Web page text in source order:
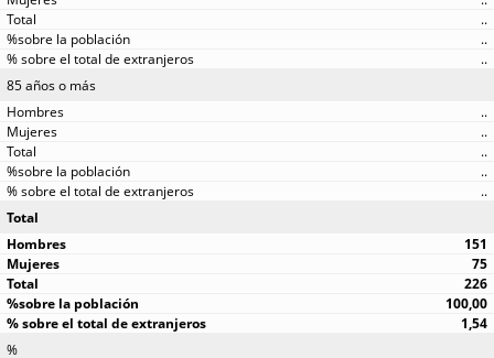
..
..
..
85 años o más
..
..
..
..
..
Total
151
75
226
100,00
1,54
%